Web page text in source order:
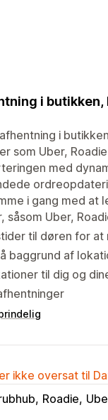
i
i
som Uber,
med
i gang med at
Uber,
til døren for
baggrund af
til dig og
ikke oversat til
Roadie